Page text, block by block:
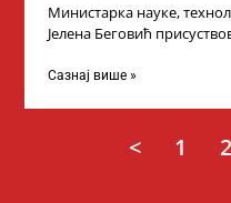
Министарка науке,
Јелена Беговић
„Доситеја” Фонда
Сазнај више »
< 1 2